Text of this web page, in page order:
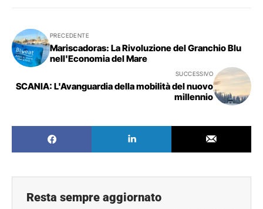
PRECEDENTE
Mariscadoras: La Rivoluzione del Granchio Blu
nell'Economia del Mare
SUCCESSIVO
SCANIA: L'Avanguardia della mobilità del nuovo
millennio
Resta sempre aggiornato